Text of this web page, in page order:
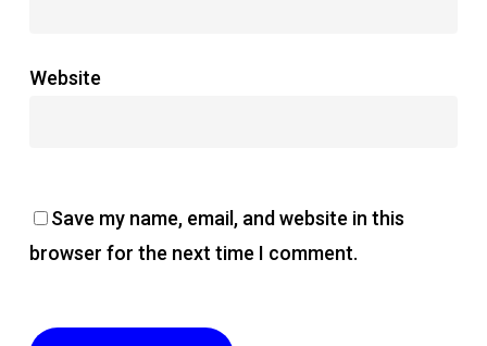
Website
Save my name, email, and website in this
browser for the next time I comment.